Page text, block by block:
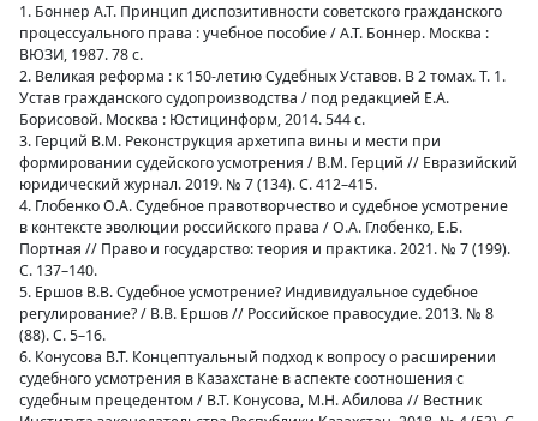
1. Боннер А.Т. Принцип диспозитивности советского гражданского
процессуального права : учебное пособие / А.Т. Боннер. Москва :
ВЮЗИ, 1987. 78 с.
2. Великая реформа : к 150-летию Судебных Уставов. В 2 томах. Т. 1.
Устав гражданского судопроизводства / под редакцией Е.А.
Борисовой. Москва : Юстицинформ, 2014. 544 с.
3. Герций В.М. Реконструкция архетипа вины и мести при
формировании судейского усмотрения / В.М. Герций // Евразийский
юридический журнал. 2019. № 7 (134). С. 412–415.
4. Глобенко О.А. Судебное правотворчество и судебное усмотрение
в контексте эволюции российского права / О.А. Глобенко, Е.Б.
Портная // Право и государство: теория и практика. 2021. № 7 (199).
С. 137–140.
5. Ершов В.В. Судебное усмотрение? Индивидуальное судебное
регулирование? / В.В. Ершов // Российское правосудие. 2013. № 8
(88). С. 5–16.
6. Конусова В.Т. Концептуальный подход к вопросу о расширении
судебного усмотрения в Казахстане в аспекте соотношения с
судебным прецедентом / В.Т. Конусова, М.Н. Абилова // Вестник